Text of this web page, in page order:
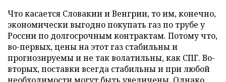
Что касается Словакии и Венгрии, то им, конечно,
экономически выгодно покупать газ по трубе у
России по долгосрочным контрактам. Потому что,
во-первых, цены на этот газ стабильны и
прогнозируемы и не так волатильны, как СПГ. Во-
вторых, поставки всегда стабильны и при любой